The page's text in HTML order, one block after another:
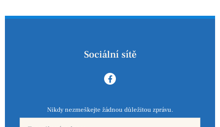
Sociální sítě
Nikdy nezmeškejte žádnou důležitou zprávu.